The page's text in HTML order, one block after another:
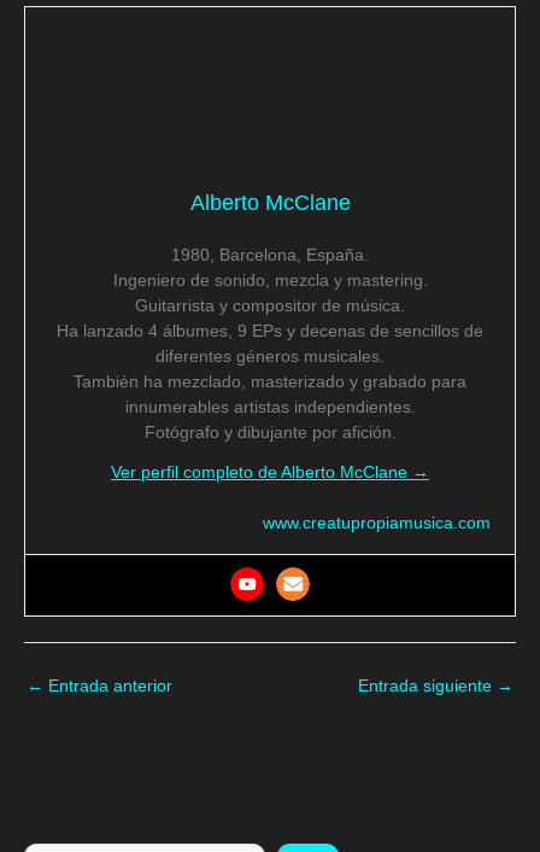
Alberto McClane
1980, Barcelona, España.
Ingeniero de sonido, mezcla y mastering.
Guitarrista y compositor de música.
Ha lanzado 4 álbumes, 9 EPs y decenas de sencillos de
diferentes géneros musicales.
También ha mezclado, masterizado y grabado para
innumerables artistas independientes.
Fotógrafo y dibujante por afición.
Ver perfil completo de Alberto McClane →
www.creatupropiamusica.com
← Entrada anterior Entrada siguiente →